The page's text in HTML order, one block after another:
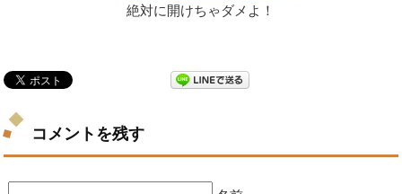
絶対に開けちゃダメよ！
コメントを残す